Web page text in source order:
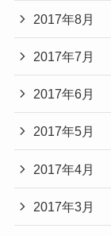
2017年8月
2017年7月
2017年6月
2017年5月
2017年4月
2017年3月